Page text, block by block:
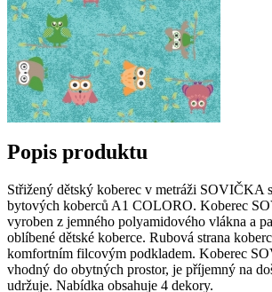
Popis produktu
Střižený dětský koberec v metráži SOVIČKA
bytových koberců A1 COLORO. Koberec
vyroben z jemného polyamidového vlákna a
oblíbené dětské koberce. Rubová strana
komfortním filcovým podkladem. Koberec
vhodný do obytných prostor, je příjemný na
udržuje. Nabídka obsahuje 4 dekory.